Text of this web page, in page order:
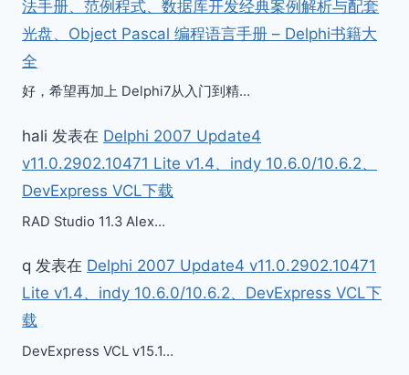
法手册、范例程式、数据库开发经典案例解析与配套
光盘、Object Pascal 编程语言手册 – Delphi书籍大
全
好，希望再加上 Delphi7从入门到精…
hali 发表在 Delphi 2007 Update4
v11.0.2902.10471 Lite v1.4、indy 10.6.0/10.6.2、
DevExpress VCL下载
RAD Studio 11.3 Alex…
q 发表在 Delphi 2007 Update4 v11.0.2902.10471
Lite v1.4、indy 10.6.0/10.6.2、DevExpress VCL下
载
DevExpress VCL v15.1…